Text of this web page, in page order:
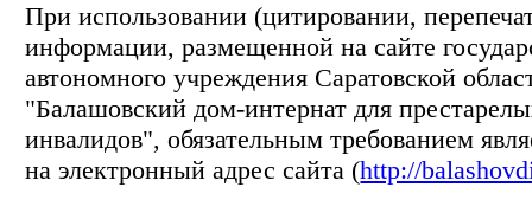
При использовании (цитировании,
информации, размещенной на сайте
автономного учреждения Саратовской
"Балашовский дом-интернат для
инвалидов", обязательным требованием
на электронный адрес сайта (http://